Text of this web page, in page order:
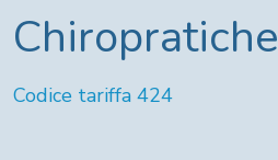
Chiropratiche
Codice tariffa 424